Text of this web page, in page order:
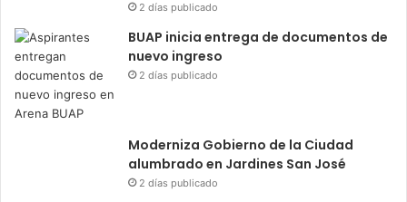
2 días publicado
BUAP inicia entrega de documentos de
nuevo ingreso
2 días publicado
Moderniza Gobierno de la Ciudad
alumbrado en Jardines San José
2 días publicado